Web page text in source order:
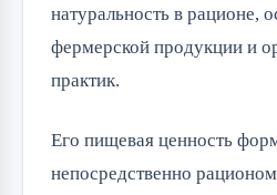
натуральность в рационе,
фермерской продукции и
практик.
Его пищевая ценность
непосредственно